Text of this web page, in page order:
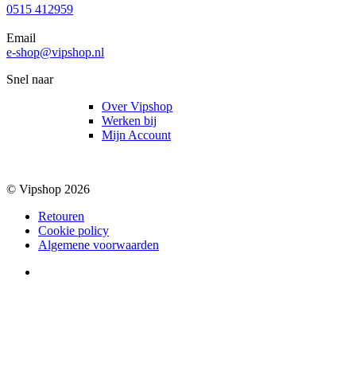
0515 412959
Email
e-shop@vipshop.nl
Snel naar
Over Vipshop
Werken bij
Mijn Account
© Vipshop 2026
Retouren
Cookie policy
Algemene voorwaarden